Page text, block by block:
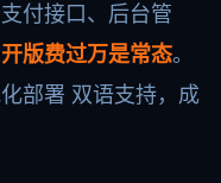
付接口、后台管
开版费过万是常态。
部署 双语支持，成